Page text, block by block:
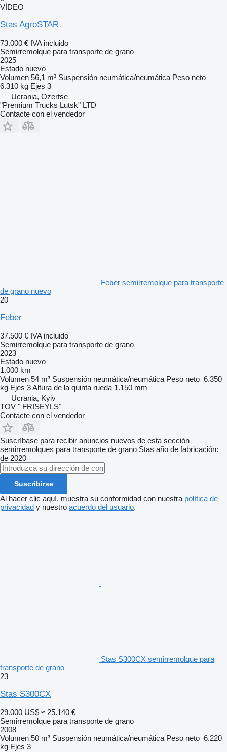
VÍDEO
Stas AgroSTAR
73.000 € IVA incluido
Semirremolque para transporte de grano
2025
Estado nuevo
Volumen 56,1 m³ Suspensión neumática/neumática Peso neto
6.310 kg Ejes 3
Ucrania, Ozertse
"Premium Trucks Lutsk" LTD
Contacte con el vendedor
Feber semirremolque para transporte
de grano nuevo
20
Feber
37.500 € IVA incluido
Semirremolque para transporte de grano
2023
Estado nuevo
1.000 km
Volumen 54 m³ Suspensión neumática/neumática Peso neto 6.350
kg Ejes 3Altura de la quinta rueda 1.150 mm
Ucrania, Kyiv
TOV " FRISEYLS"
Contacte con el vendedor
Suscríbase para recibir anuncios nuevos de esta sección
semirremolques para transporte de grano Stas año de fabricación:
de 2020
Suscribirse
Al hacer clic aquí, muestra su conformidad con nuestra política de
privacidad y nuestro acuerdo del usuario.
Stas S300CX semirremolque para
transporte de grano
23
Stas S300CX
29.000 US$ ≈ 25.140 €
Semirremolque para transporte de grano
2008
Volumen 50 m³ Suspensión neumática/neumática Peso neto 6.220
kg Ejes 3